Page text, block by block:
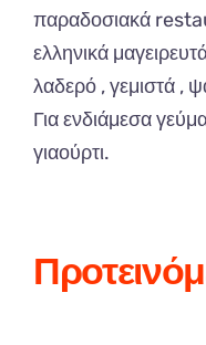
παραδοσιακά
ελληνικά
λαδερό , γεμιστά ,
Για ενδιάμεσα
γιαούρτι.